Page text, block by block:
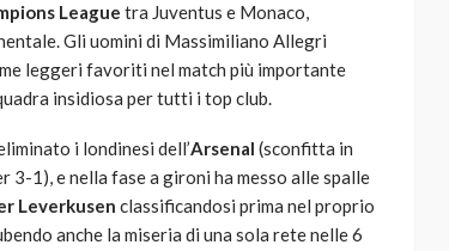
League tra Juventus e Monaco,
Gli uomini di Massimiliano Allegri
leggeri favoriti nel match più importante
insidiosa per tutti i top club.
i londinesi dell’Arsenal (sconfitta in
1), e nella fase a gironi ha messo alle spalle
Leverkusen classificandosi prima nel proprio
anche la miseria di una sola rete nelle 6
791
Davis: tennis mondiale e
passione per
l’automobilismo
god 9 mesi ago